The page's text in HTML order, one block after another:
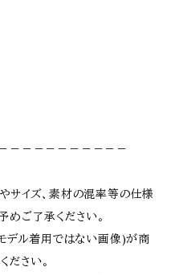
－－－－－－－－－－
サイズ、素材の混率等の仕様
めご了承ください。
デル着用ではない画像)が商
ださい。